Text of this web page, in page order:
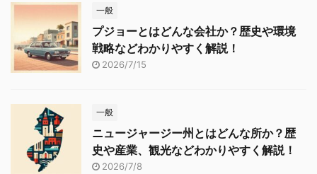
一般
プジョーとはどんな会社か？歴史や環境
戦略などわかりやすく解説！
2026/7/15
一般
ニュージャージー州とはどんな所か？歴
史や産業、観光などわかりやすく解説！
2026/7/8